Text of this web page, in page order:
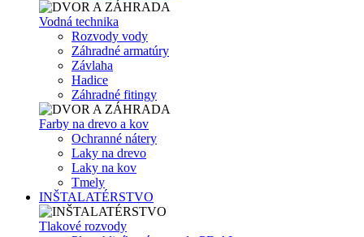
Vodná technika
Rozvody vody
Záhradné armatúry
Závlaha
Hadice
Záhradné fitingy
Farby na drevo a kov
Ochranné nátery
Laky na drevo
Laky na kov
Tmely
INŠTALATÉRSTVO
Tlakové rozvody